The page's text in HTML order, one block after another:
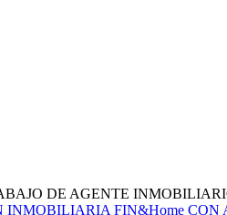
DE AGENTE